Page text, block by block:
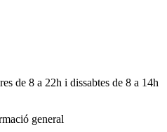
de 8 a 22h i dissabtes de 8 a 14h
general